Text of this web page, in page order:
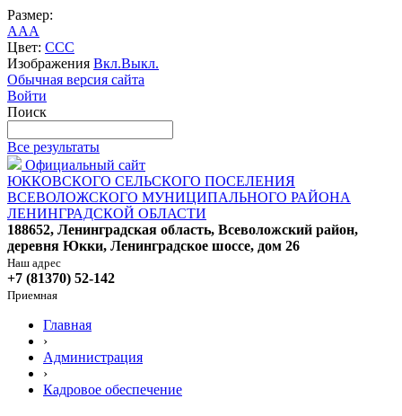
Размер:
AAA
Цвет: CCC
Изображения Вкл.Выкл.
Обычная версия сайта
Войти
Поиск
Все результаты
Официальный сайт
ЮККОВСКОГО СЕЛЬСКОГО ПОСЕЛЕНИЯ
ВСЕВОЛОЖСКОГО МУНИЦИПАЛЬНОГО РАЙОНА
ЛЕНИНГРАДСКОЙ ОБЛАСТИ
188652, Ленинградская область, Всеволожский район,
деревня Юкки, Ленинградское шоссе, дом 26
Наш адрес
+7 (81370) 52-142
Приемная
Главная
›
Администрация
›
Кадровое обеспечение